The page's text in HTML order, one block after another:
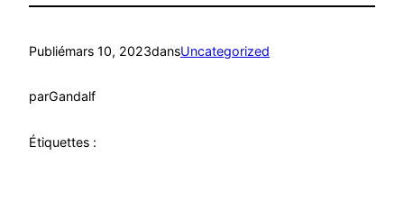
Publiémars 10, 2023dansUncategorized
parGandalf
Étiquettes :